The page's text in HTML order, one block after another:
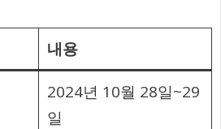
내용
2024년 10월 28일~29
일